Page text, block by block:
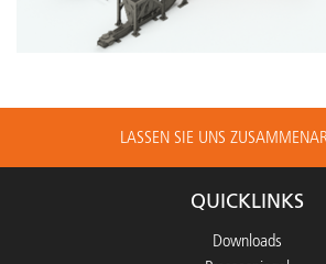
LASSEN SIE UNS
QUICKLINKS
Downloads